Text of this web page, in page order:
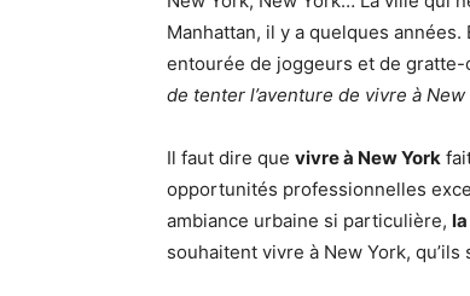
Manhattan, il y a quelques années.
entourée de joggeurs et de
de tenter l’aventure de vivre à New
Il faut dire que vivre à New York
opportunités professionnelles
ambiance urbaine si particulière,
souhaitent vivre à New York,